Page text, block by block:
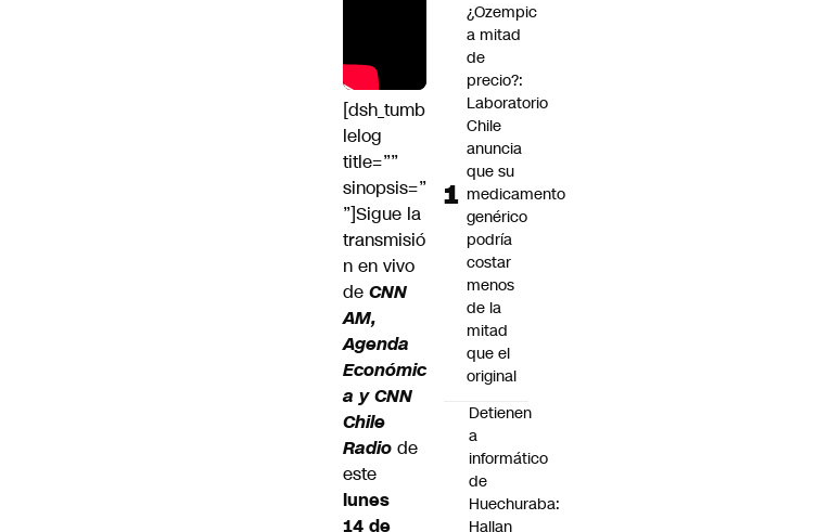
[dsh_tumb
lelog
title=””
sinopsis=”
”]Sigue la
transmisió
n en vivo
de CNN
AM,
Agenda
Económic
a y CNN
Chile
Radio de
este
lunes
14 de
¿Ozempic
a mitad
de
precio?:
Laboratorio
Chile
anuncia
que su
medicamento
genérico
podría
costar
menos
de la
mitad
que el
original
Detienen
a
informático
de
Huechuraba:
Hallan